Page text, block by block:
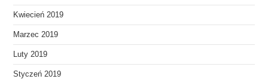
Kwiecień 2019
Marzec 2019
Luty 2019
Styczeń 2019